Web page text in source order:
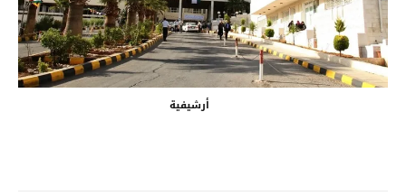
أرشيفية